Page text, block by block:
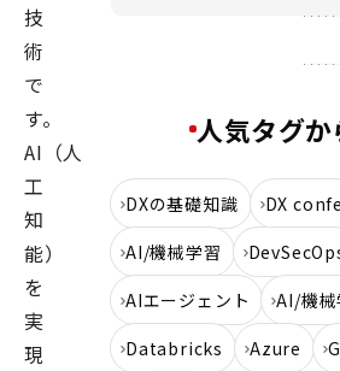
技
術
で
す。
AI（人
工
知
能）
を
実
現
人気タグか
DXの基礎知識
DX
AI/機械学習
AIエージェント
AI/機械
Databricks
Azure